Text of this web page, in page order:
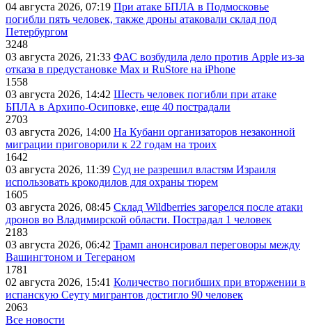
04 августа 2026, 07:19 При атаке БПЛА в Подмосковье
погибли пять человек, также дроны атаковали склад под
Петербургом
3248
03 августа 2026, 21:33 ФАС возбудила дело против Apple из-за
отказа в предустановке Max и RuStore на iPhone
1558
03 августа 2026, 14:42 Шесть человек погибли при атаке
БПЛА в Архипо-Осиповке, еще 40 пострадали
2703
03 августа 2026, 14:00 На Кубани организаторов незаконной
миграции приговорили к 22 годам на троих
1642
03 августа 2026, 11:39 Суд не разрешил властям Израиля
использовать крокодилов для охраны тюрем
1605
03 августа 2026, 08:45 Склад Wildberries загорелся после атаки
дронов во Владимирской области. Пострадал 1 человек
2183
03 августа 2026, 06:42 Трамп анонсировал переговоры между
Вашингтоном и Тегераном
1781
02 августа 2026, 15:41 Количество погибших при вторжении в
испанскую Сеуту мигрантов достигло 90 человек
2063
Все новости